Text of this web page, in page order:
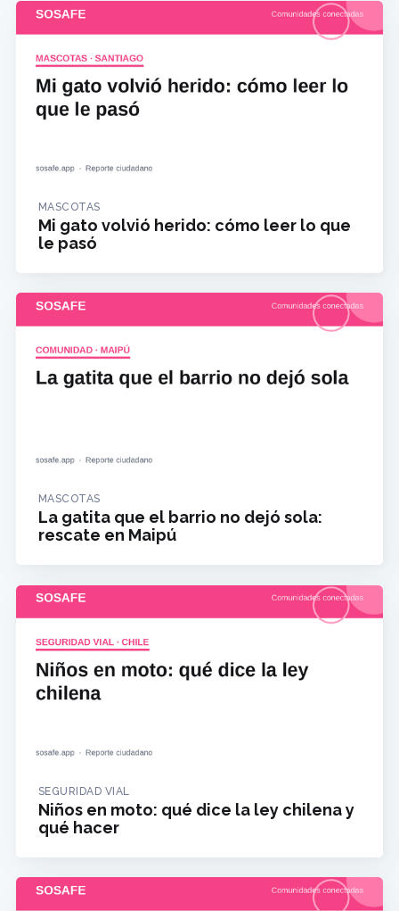
MASCOTAS
Mi gato volvió herido: cómo leer lo que
le pasó
MASCOTAS
La gatita que el barrio no dejó sola:
rescate en Maipú
SEGURIDAD VIAL
Niños en moto: qué dice la ley chilena y
qué hacer